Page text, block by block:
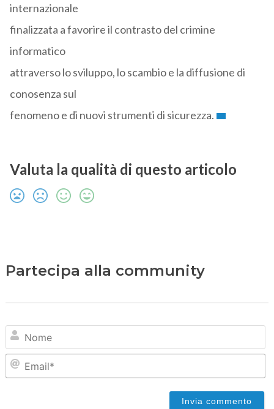
internazionale
finalizzata a favorire il contrasto del crimine
informatico
attraverso lo sviluppo, lo scambio e la diffusione di
conosenza sul
fenomeno e di nuovi strumenti di sicurezza.
Valuta la qualità di questo articolo
Partecipa alla community